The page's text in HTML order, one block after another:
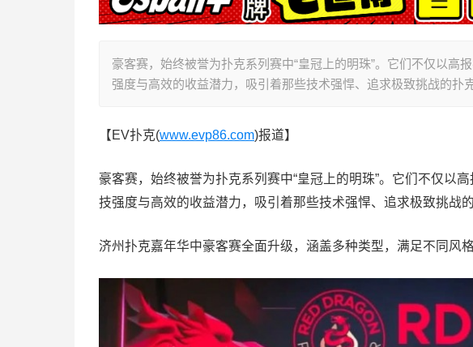
豪客赛，始终被誉为扑克系列赛中“皇冠上的明珠”。它们不仅以高
强度与高效的收益潜力，吸引着那些技术强悍、追求极致挑战的扑
【EV扑克(www.evp86.com)报道】
豪客赛，始终被誉为扑克系列赛中“皇冠上的明珠”。它们不仅以
技强度与高效的收益潜力，吸引着那些技术强悍、追求极致挑战的
济州扑克嘉年华中豪客赛全面升级，涵盖多种类型，满足不同风